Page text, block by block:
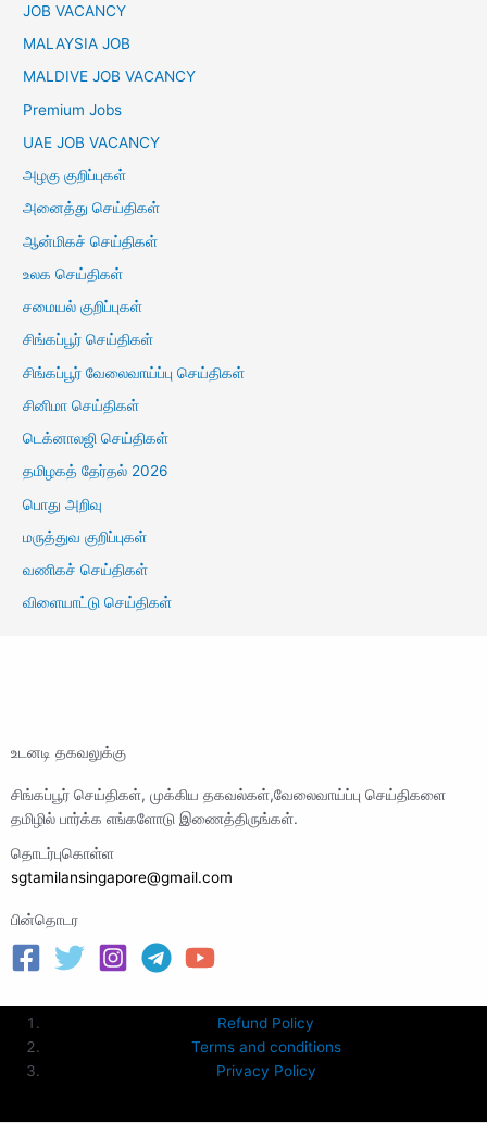
JOB VACANCY
MALAYSIA JOB
MALDIVE JOB VACANCY
Premium Jobs
UAE JOB VACANCY
அழகு குறிப்புகள்
அனைத்து செய்திகள்
ஆன்மிகச் செய்திகள்
உலக செய்திகள்
சமையல் குறிப்புகள்
சிங்கப்பூர் செய்திகள்
சிங்கப்பூர் வேலைவாய்ப்பு செய்திகள்
சினிமா செய்திகள்
டெக்னாலஜி செய்திகள்
தமிழகத் தேர்தல் 2026
பொது அறிவு
மருத்துவ குறிப்புகள்
வணிகச் செய்திகள்
விளையாட்டு செய்திகள்
உடனடி தகவலுக்கு
சிங்கப்பூர் செய்திகள், முக்கிய தகவல்கள்,வேலைவாய்ப்பு செய்திகளை
தமிழில் பார்க்க எங்களோடு இணைத்திருங்கள்.
தொடர்புகொள்ள
sgtamilansingapore@gmail.com
பின்தொடர
Refund Policy
Terms and conditions
Privacy Policy